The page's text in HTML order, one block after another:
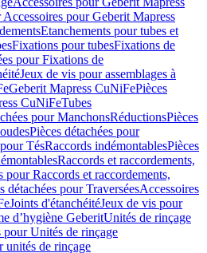
Accessoires pour Geberit Mapress
Etanchements pour tubes et
Fixations pour tubesFixations de
pour Fixations de
Jeux de vis pour assemblages à
Geberit Mapress CuNiFePièces
CuNiFeTubes
pour ManchonsRéductionsPièces
Pièces détachées pour
TésRaccords indémontablesPièces
Raccords et raccordements,
pour Raccords et raccordements,
détachées pour TraverséesAccessoires
Joints d'étanchéitéJeux de vis pour
d’hygiène GeberitUnités de rinçage
pour Unités de rinçage
unités de rinçage